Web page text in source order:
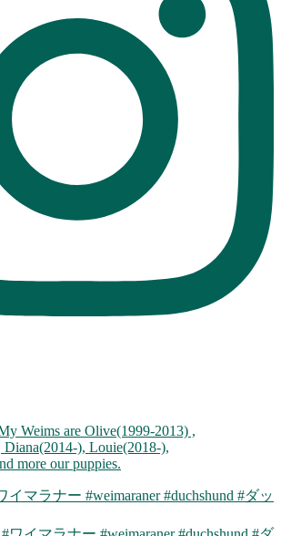
Weims are Olive(1999-2013) ,
), Louie(2018-),
more our puppies.
イマラナー #weimaraner #duchshund #ダッ